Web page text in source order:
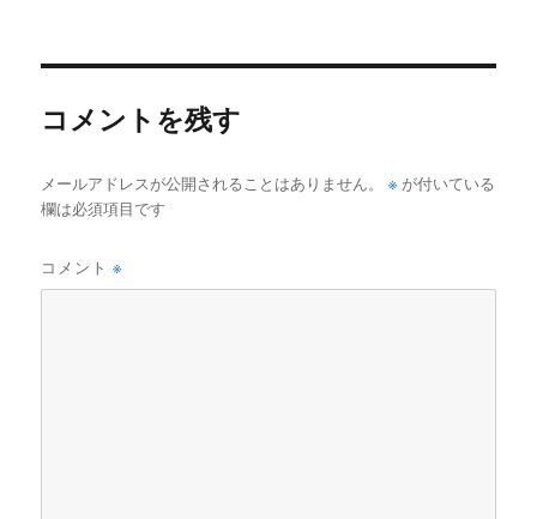
コメントを残す
メールアドレスが公開されることはありません。 ※ が付いている
欄は必須項目です
コメント※